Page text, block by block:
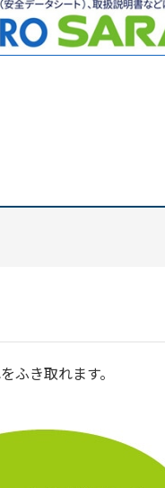
き取れます。